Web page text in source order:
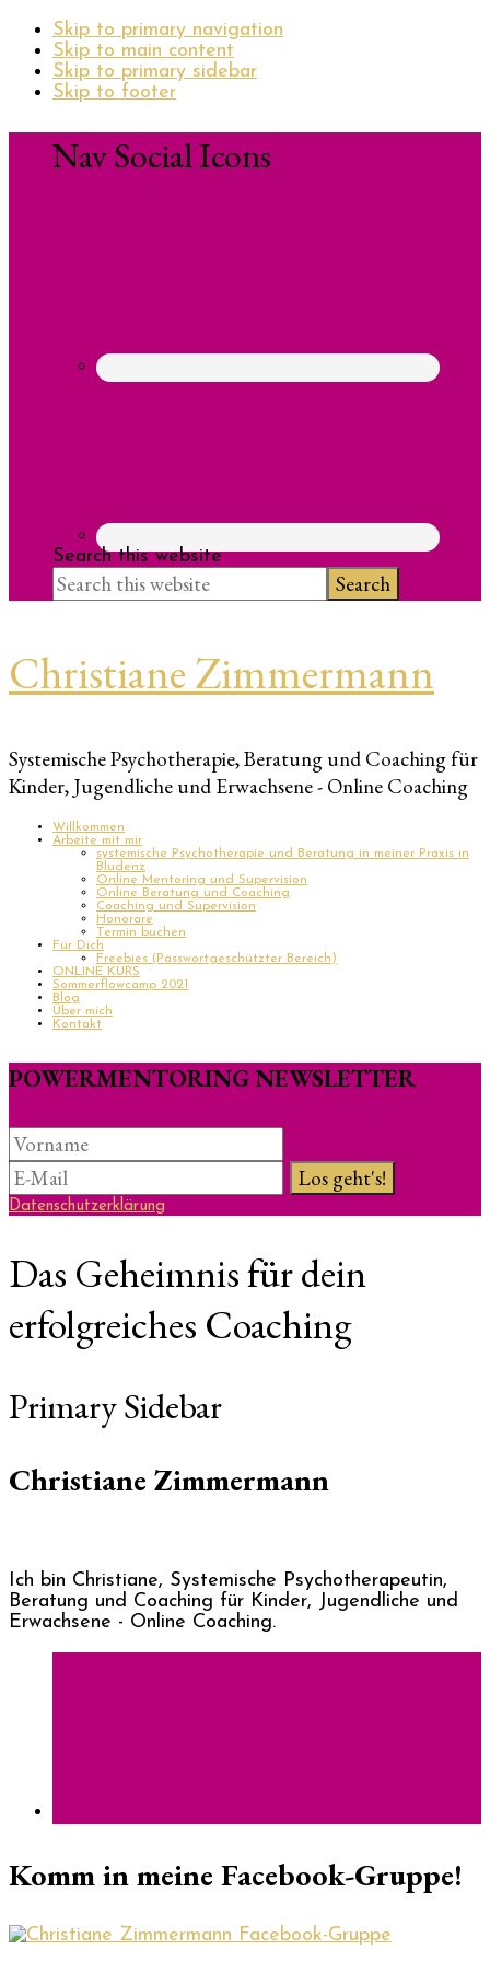
Skip to primary navigation
Skip to main content
Skip to primary sidebar
Skip to footer
Nav Social Icons
Search this website
Christiane Zimmermann
Systemische Psychotherapie, Beratung und Coaching für
Kinder, Jugendliche und Erwachsene - Online Coaching
Willkommen
Arbeite mit mir
systemische Psychotherapie und Beratung in meiner Praxis in
Bludenz
Online Mentoring und Supervision
Online Beratung und Coaching
Coaching und Supervision
Honorare
Termin buchen
Für Dich
Freebies (Passwortgeschützter Bereich)
ONLINE KURS
Sommerflowcamp 2021
Blog
Über mich
Kontakt
POWERMENTORING NEWSLETTER
Datenschutzerklärung
Das Geheimnis für dein
erfolgreiches Coaching
Primary Sidebar
Christiane Zimmermann
Ich bin Christiane, Systemische Psychotherapeutin,
Beratung und Coaching für Kinder, Jugendliche und
Erwachsene - Online Coaching.
Komm in meine Facebook-Gruppe!